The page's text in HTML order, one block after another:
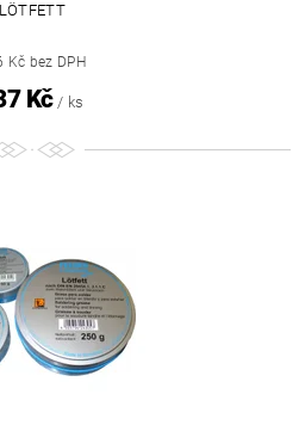
LÖTFETT
Kč bez DPH
Kč / ks